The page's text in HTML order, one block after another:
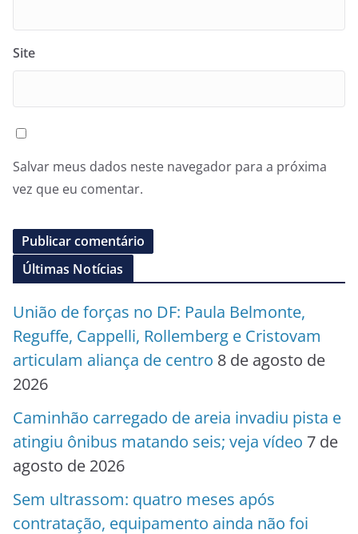
Site
Salvar meus dados neste navegador para a próxima
vez que eu comentar.
Últimas Notícias
União de forças no DF: Paula Belmonte,
Reguffe, Cappelli, Rollemberg e Cristovam
articulam aliança de centro 8 de agosto de
2026
Caminhão carregado de areia invadiu pista e
atingiu ônibus matando seis; veja vídeo 7 de
agosto de 2026
Sem ultrassom: quatro meses após
contratação, equipamento ainda não foi